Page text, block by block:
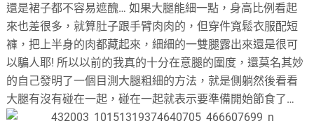
還是裙子都不容易遮醜… 如果大腿能細一點，身高比例看起
來也差很多，就算肚子跟手臂肉肉的，但穿件寬鬆衣服配短
褲，把上半身的肉都藏起來，細細的一雙腿露出來還是很可
以騙人耶! 所以以前的我真的十分在意腿的圍度，還莫名其妙
的自己發明了一個目測大腿粗細的方法 ，就是側躺然後看看
大腿有沒有碰在一起，碰在一起就表示要準備開始節食了…